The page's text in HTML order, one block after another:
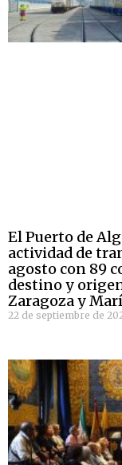
El Puerto de
actividad de
agosto con 89
destino y
Zaragoza y
22 de septiembre de